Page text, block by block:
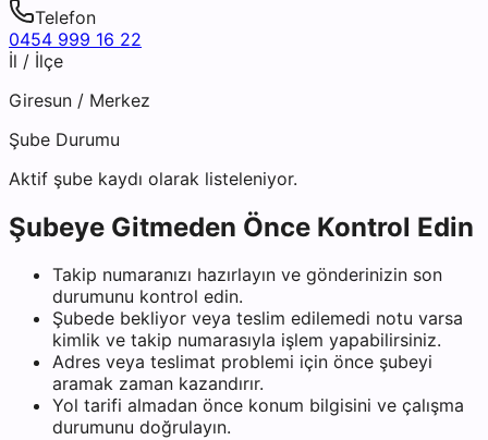
Telefon
0454 999 16 22
İl / İlçe
Giresun / Merkez
Şube Durumu
Aktif şube kaydı olarak listeleniyor.
Şubeye Gitmeden Önce Kontrol Edin
Takip numaranızı hazırlayın ve gönderinizin son
durumunu kontrol edin.
Şubede bekliyor veya teslim edilemedi notu varsa
kimlik ve takip numarasıyla işlem yapabilirsiniz.
Adres veya teslimat problemi için önce şubeyi
aramak zaman kazandırır.
Yol tarifi almadan önce konum bilgisini ve çalışma
durumunu doğrulayın.